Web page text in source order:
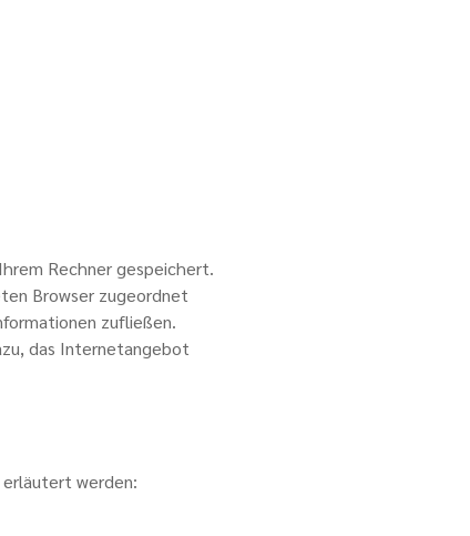
Rechner gespeichert.
Browser zugeordnet
zufließen.
das Internetangebot
erläutert werden: